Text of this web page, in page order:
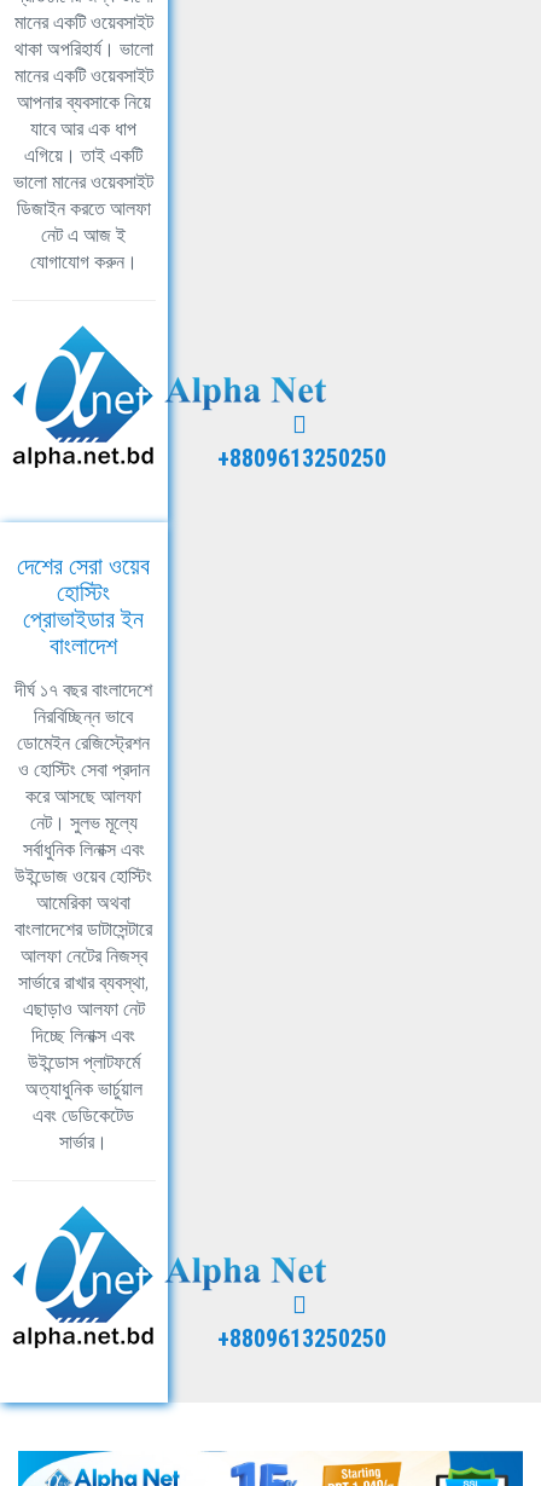
মানের একটি ওয়েবসাইট
থাকা অপরিহার্য। ভালো
মানের একটি ওয়েবসাইট
আপনার ব্যবসাকে নিয়ে
যাবে আর এক ধাপ
এগিয়ে। তাই একটি
ভালো মানের ওয়েবসাইট
ডিজাইন করতে আলফা
নেট এ আজ ই
যোগাযোগ করুন।
+8809613250250
দেশের সেরা ওয়েব
হোস্টিং
প্রোভাইডার ইন
বাংলাদেশ
দীর্ঘ ১৭ বছর বাংলাদেশে
নিরবিচ্ছিন্ন ভাবে
ডোমেইন রেজিস্ট্রেশন
ও হোস্টিং সেবা প্রদান
করে আসছে আলফা
নেট। সুলভ মূল্যে
সর্বাধুনিক লিনাক্স এবং
উইন্ডোজ ওয়েব হোস্টিং
আমেরিকা অথবা
বাংলাদেশের ডাটাসেন্টারে
আলফা নেটের নিজস্ব
সার্ভারে রাখার ব্যবস্থা,
এছাড়াও আলফা নেট
দিচ্ছে লিনাক্স এবং
উইন্ডোস প্লাটফর্মে
অত্যাধুনিক ভার্চুয়াল
এবং ডেডিকেটেড
সার্ভার।
+8809613250250